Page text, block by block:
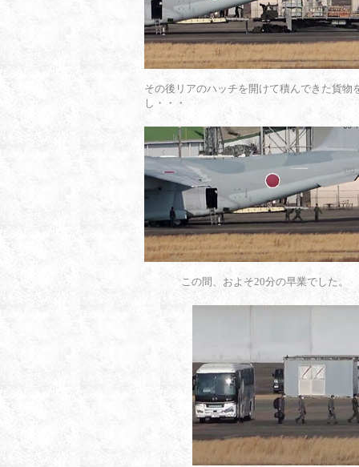
その後リアのハッチを開けて積んできた貨物
し・・・
この間、およそ20分の早業でした。